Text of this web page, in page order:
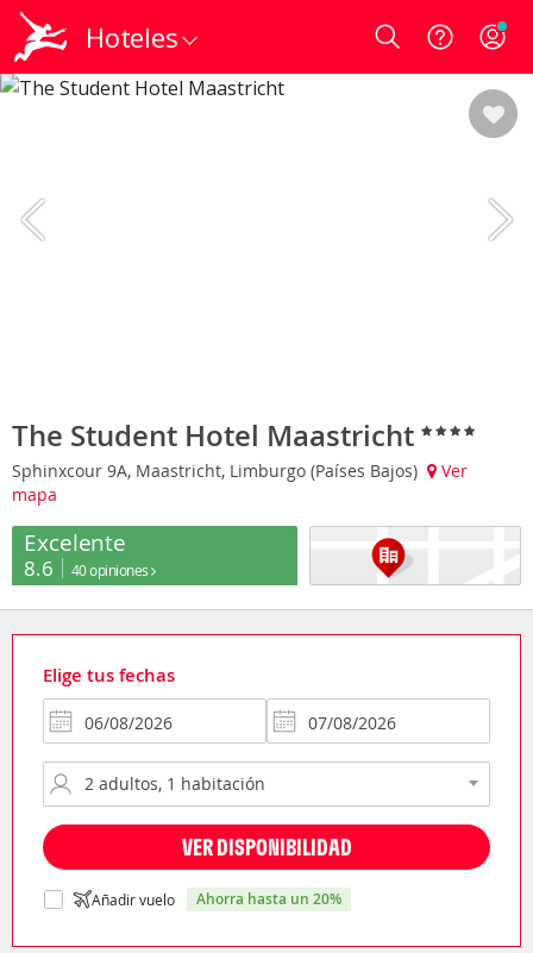
Hoteles Login
The Student Hotel Maastricht
Sphinxcour 9A, Maastricht, Limburgo (Países Bajos)
Ver
mapa
Excelente
8.6 40 opiniones
Elige tus fechas
VER DISPONIBILIDAD
Añadir vuelo ahorra hasta un 20%